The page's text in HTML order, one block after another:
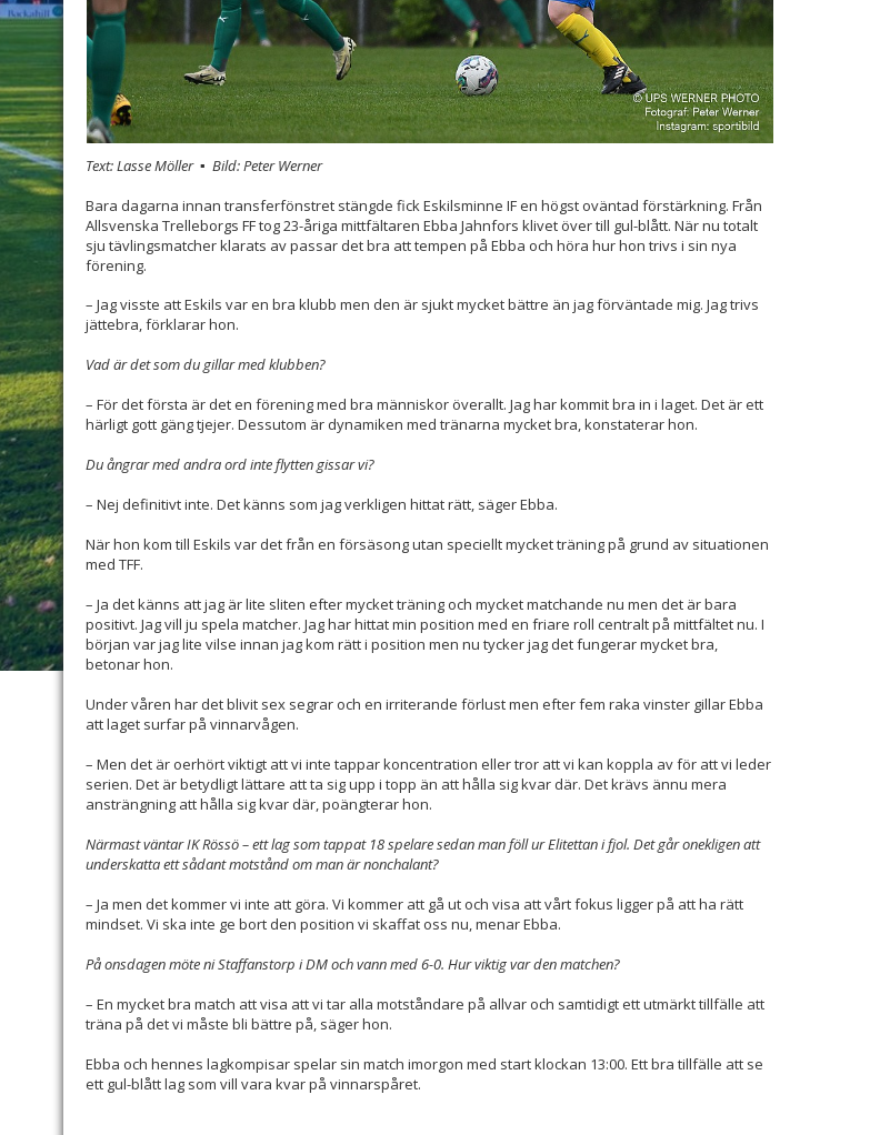
Text: Lasse Möller ▪️ Bild: Peter Werner
Bara dagarna innan transferfönstret stängde fick Eskilsminne IF en högst oväntad förstärkning. Från
Allsvenska Trelleborgs FF tog 23-åriga mittfältaren Ebba Jahnfors klivet över till gul-blått. När nu totalt
sju tävlingsmatcher klarats av passar det bra att tempen på Ebba och höra hur hon trivs i sin nya
förening.
– Jag visste att Eskils var en bra klubb men den är sjukt mycket bättre än jag förväntade mig. Jag trivs
jättebra, förklarar hon.
Vad är det som du gillar med klubben?
– För det första är det en förening med bra människor överallt. Jag har kommit bra in i laget. Det är ett
härligt gott gäng tjejer. Dessutom är dynamiken med tränarna mycket bra, konstaterar hon.
Du ångrar med andra ord inte flytten gissar vi?
– Nej definitivt inte. Det känns som jag verkligen hittat rätt, säger Ebba.
När hon kom till Eskils var det från en försäsong utan speciellt mycket träning på grund av situationen
med TFF.
– Ja det känns att jag är lite sliten efter mycket träning och mycket matchande nu men det är bara
positivt. Jag vill ju spela matcher. Jag har hittat min position med en friare roll centralt på mittfältet nu. I
början var jag lite vilse innan jag kom rätt i position men nu tycker jag det fungerar mycket bra,
betonar hon.
Under våren har det blivit sex segrar och en irriterande förlust men efter fem raka vinster gillar Ebba
att laget surfar på vinnarvågen.
– Men det är oerhört viktigt att vi inte tappar koncentration eller tror att vi kan koppla av för att vi leder
serien. Det är betydligt lättare att ta sig upp i topp än att hålla sig kvar där. Det krävs ännu mera
ansträngning att hålla sig kvar där, poängterar hon.
Närmast väntar IK Rössö – ett lag som tappat 18 spelare sedan man föll ur Elitettan i fjol. Det går onekligen att
underskatta ett sådant motstånd om man är nonchalant?
– Ja men det kommer vi inte att göra. Vi kommer att gå ut och visa att vårt fokus ligger på att ha rätt
mindset. Vi ska inte ge bort den position vi skaffat oss nu, menar Ebba.
På onsdagen möte ni Staffanstorp i DM och vann med 6-0. Hur viktig var den matchen?
– En mycket bra match att visa att vi tar alla motståndare på allvar och samtidigt ett utmärkt tillfälle att
träna på det vi måste bli bättre på, säger hon.
Ebba och hennes lagkompisar spelar sin match imorgon med start klockan 13:00. Ett bra tillfälle att se
ett gul-blått lag som vill vara kvar på vinnarspåret.